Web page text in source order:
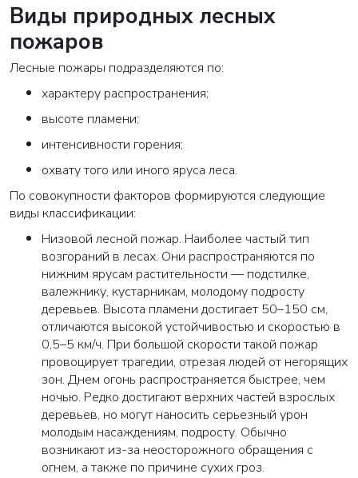
Виды природных лесных
пожаров
Лесные пожары подразделяются по:
характеру распространения;
высоте пламени;
интенсивности горения;
охвату того или иного яруса леса.
По совокупности факторов формируются следующие
виды классификации:
Низовой лесной пожар. Наиболее частый тип
возгораний в лесах. Они распространяются по
нижним ярусам растительности — подстилке,
валежнику, кустарникам, молодому подросту
деревьев. Высота пламени достигает 50–150 см,
отличаются высокой устойчивостью и скоростью в
0,5–5 км/ч. При большой скорости такой пожар
провоцирует трагедии, отрезая людей от негорящих
зон. Днем огонь распространяется быстрее, чем
ночью. Редко достигают верхних частей взрослых
деревьев, но могут наносить серьезный урон
молодым насаждениям, подросту. Обычно
возникают из-за неосторожного обращения с
огнем, а также по причине сухих гроз.